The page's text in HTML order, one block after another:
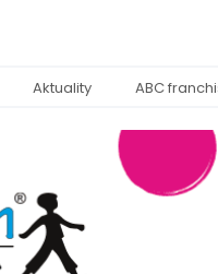
Aktuality ABC